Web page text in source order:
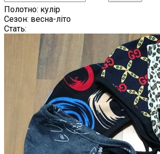
Полотно: кулір
Сезон: весна-літо
Стать: